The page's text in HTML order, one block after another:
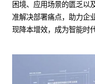
困境、应用场景的匮乏以
准解决部署痛点，助力企
现降本增效，成为智能时